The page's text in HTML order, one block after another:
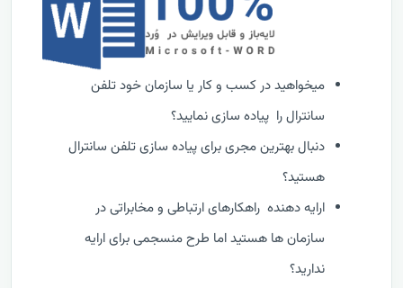
میخواهید در کسب و کار یا سازمان خود تلفن
سانترال را پیاده سازی نمایید؟
دنبال بهترین مجری برای پیاده سازی تلفن سانترال
هستید؟
ارایه دهنده راهکارهای ارتباطی و مخابراتی در
سازمان ها هستید اما طرح منسجمی برای ارایه
ندارید؟